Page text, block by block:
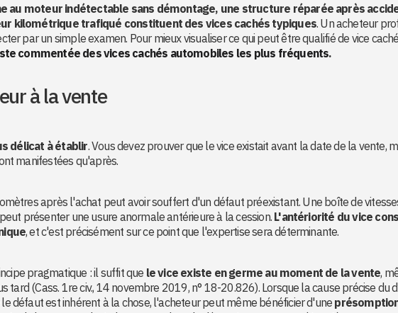
au moteur indétectable sans démontage, une structure réparée après
kilométrique trafiqué constituent des vices cachés typiques. Un acheteur
par un simple examen. Pour mieux visualiser ce qui peut être qualifié de vice
commentée des vices cachés automobiles les plus fréquents.
à la vente
délicat à établir. Vous devez prouver que le vice existait avant la date de la vente,
manifestées qu'après.
après l'achat peut avoir souffert d'un défaut préexistant. Une boîte de
présenter une usure anormale antérieure à la cession.L'antériorité du vice
, et c'est précisément sur ce point que l'expertise sera déterminante.
pragmatique : il suffit que le vice existe en germe au moment de la vente,
tard (Cass. 1re civ., 14 novembre 2019, n° 18-20.826). Lorsque la cause précise du
défaut est inhérent à la chose, l'acheteur peut même bénéficier d'une